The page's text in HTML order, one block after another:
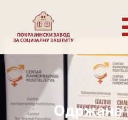
Одржана